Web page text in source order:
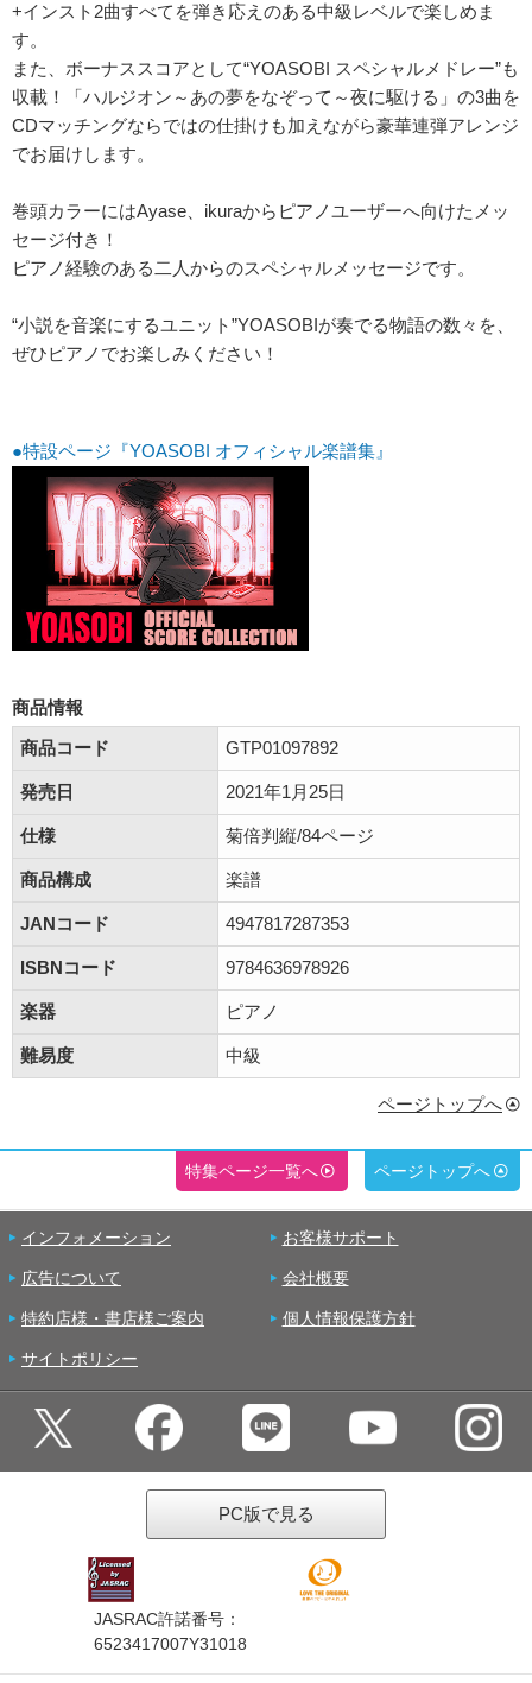
+インスト2曲すべてを弾き応えのある中級レベルで楽しめま
す。
また、ボーナススコアとして“YOASOBI スペシャルメドレー”も
収載！「ハルジオン～あの夢をなぞって～夜に駆ける」の3曲を
CDマッチングならではの仕掛けも加えながら豪華連弾アレンジ
でお届けします。
巻頭カラーにはAyase、ikuraからピアノユーザーへ向けたメッ
セージ付き！
ピアノ経験のある二人からのスペシャルメッセージです。
“小説を音楽にするユニット”YOASOBIが奏でる物語の数々を、
ぜひピアノでお楽しみください！
●特設ページ『YOASOBI オフィシャル楽譜集』
商品情報
商品コード
GTP01097892
発売日 2021年1月25日
仕様 菊倍判縦/84ページ
商品構成 楽譜
JANコード 4947817287353
ISBNコード 9784636978926
楽器 ピアノ
難易度 中級
ページトップへ
特集ページ一覧へ ページトップへ
インフォメーション お客様サポート
広告について 会社概要
特約店様・書店様ご案内 個人情報保護方針
サイトポリシー
PC版で見る
JASRAC許諾番号：
6523417007Y31018